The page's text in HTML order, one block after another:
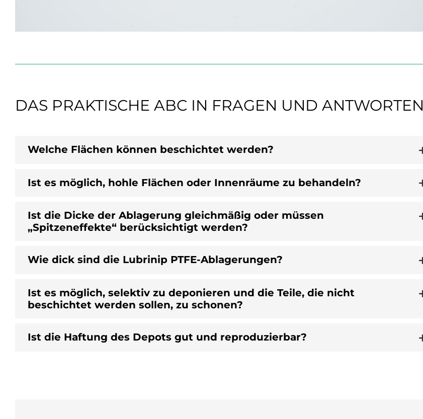
DAS PRAKTISCHE ABC IN FRAGEN UND ANTWORTEN
Welche Flächen können beschichtet werden?
Ist es möglich, hohle Flächen oder Innenräume zu behandeln?
Ist die Dicke der Ablagerung gleichmäßig oder müssen
„Spitzeneffekte“ berücksichtigt werden?
Wie dick sind die Lubrinip PTFE-Ablagerungen?
Ist es möglich, selektiv zu deponieren und die Teile, die nicht
beschichtet werden sollen, zu schonen?
Ist die Haftung des Depots gut und reproduzierbar?